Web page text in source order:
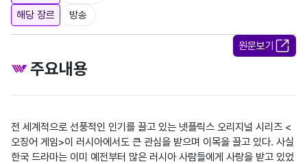
해당 장르
방송
원문보기
주요내용
전 세계적으로 선풍적인 인기를 끌고 있는 넷플릭스 오리지널 시리즈 <
오징어 게임>이 러시아에서도 큰 관심을 받으며 이목을 끌고 있다. 사실
한국 드라마는 이미 예전부터 많은 러시아 사람들에게 사랑을 받고 있었